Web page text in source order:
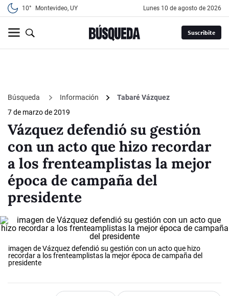
10° Montevideo, UY lunes 10 de agosto de 2026
Suscribite
Búsqueda Información
Tabaré Vázquez
7 de marzo de 2019
Vázquez defendió su gestión
con un acto que hizo recordar
a los frenteamplistas la mejor
época de campaña del
presidente
imagen de Vázquez defendió su gestión con un acto que hizo
recordar a los frenteamplistas la mejor época de campaña del
presidente